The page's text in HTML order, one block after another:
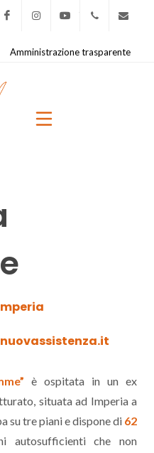
Amministrazione trasparente
FacebookInstagramYoutube
è ospitata in un ex
situata ad Imperia a
su tre piani e dispone di 62
autosufficienti che non